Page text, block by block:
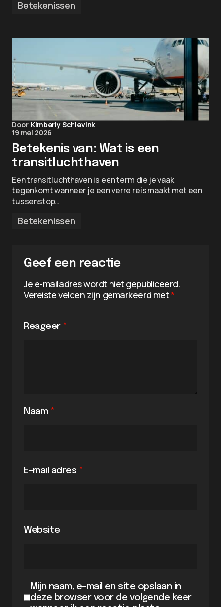
Betekenissen
Door Kimberly Schievink
19 mei 2026
Betekenis van: Wat is een
transitluchthaven
Een transitluchthaven is een term die je vaak
tegenkomt wanneer je een verre reis maakt met een
tussenstop…
Betekenissen
Geef een reactie
Je e-mailadres wordt niet gepubliceerd.
Vereiste velden zijn gemarkeerd met*
Reageer *
Naam *
E-mail adres *
Website
Mijn naam, e-mail en site opslaan in
deze browser voor de volgende keer